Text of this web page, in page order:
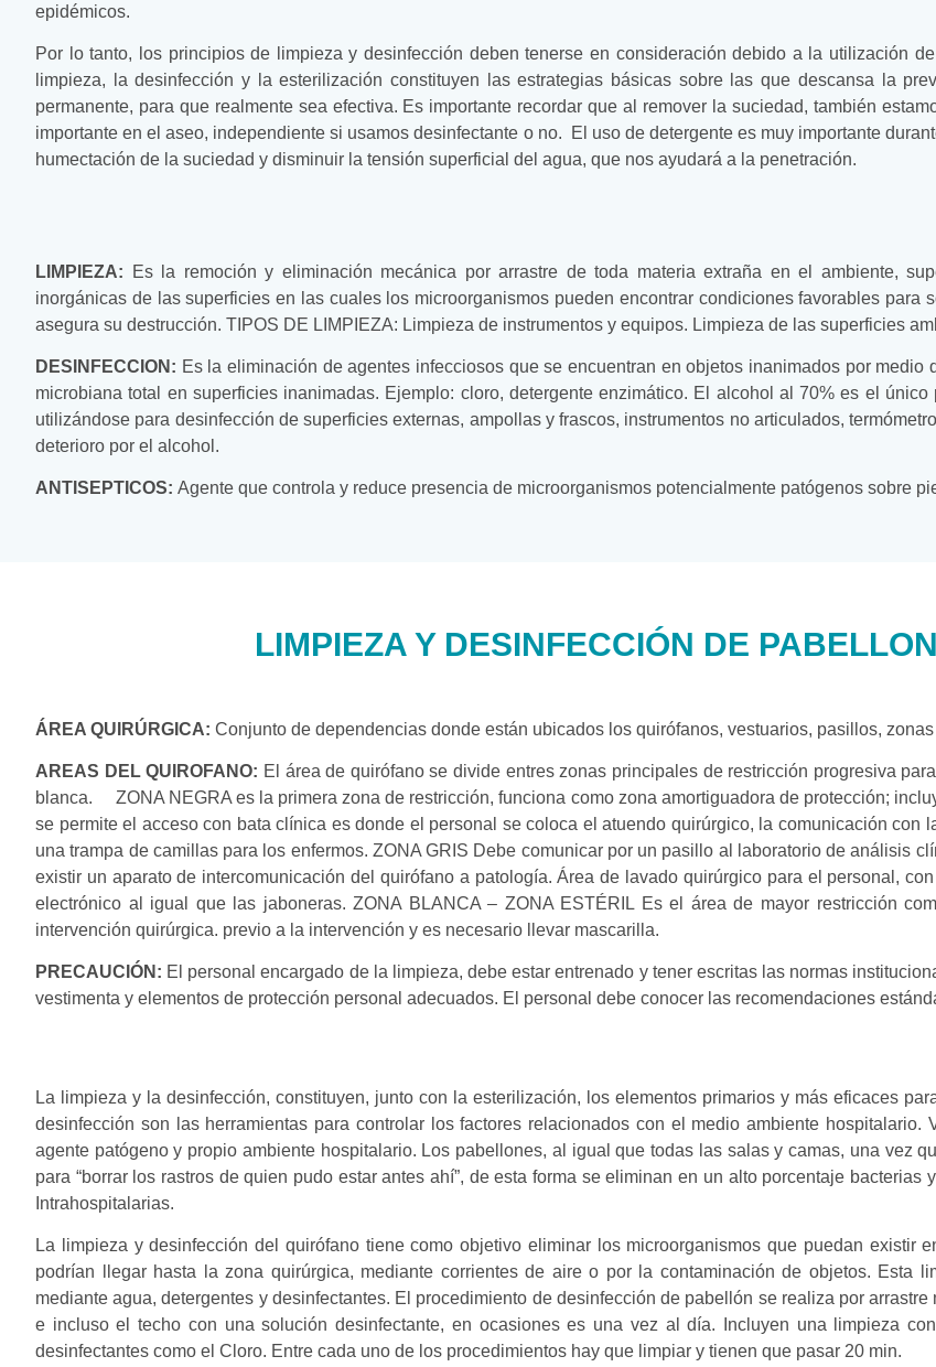
epidémicos.
Por lo tanto, los principios de limpieza y desinfección deben tenerse en consideración debido a la utilización
limpieza, la desinfección y la esterilización constituyen las estrategias básicas sobre las que descansa la
permanente, para que realmente sea efectiva. Es importante recordar que al remover la suciedad, también
importante en el aseo, independiente si usamos desinfectante o no. El uso de detergente es muy importante
humectación de la suciedad y disminuir la tensión superficial del agua, que nos ayudará a la penetración.
LIMPIEZA: Es la remoción y eliminación mecánica por arrastre de toda materia extraña en el ambiente,
inorgánicas de las superficies en las cuales los microorganismos pueden encontrar condiciones favorables para
asegura su destrucción. TIPOS DE LIMPIEZA: Limpieza de instrumentos y equipos. Limpieza de las superficies
DESINFECCION: Es la eliminación de agentes infecciosos que se encuentran en objetos inanimados por
microbiana total en superficies inanimadas. Ejemplo: cloro, detergente enzimático. El alcohol al 70% es el
utilizándose para desinfección de superficies externas, ampollas y frascos, instrumentos no articulados,
deterioro por el alcohol.
ANTISEPTICOS: Agente que controla y reduce presencia de microorganismos potencialmente patógenos sobre
LIMPIEZA Y DESINFECCIÓN DE
ÁREA QUIRÚRGICA: Conjunto de dependencias donde están ubicados los quirófanos, vestuarios, pasillos,
AREAS DEL QUIROFANO: El área de quirófano se divide entres zonas principales de restricción progresiva
blanca. ZONA NEGRA es la primera zona de restricción, funciona como zona amortiguadora de protección;
se permite el acceso con bata clínica es donde el personal se coloca el atuendo quirúrgico, la comunicación con
una trampa de camillas para los enfermos. ZONA GRIS Debe comunicar por un pasillo al laboratorio de análisis
existir un aparato de intercomunicación del quirófano a patología. Área de lavado quirúrgico para el personal,
electrónico al igual que las jaboneras. ZONA BLANCA – ZONA ESTÉRIL Es el área de mayor restricción
intervención quirúrgica. previo a la intervención y es necesario llevar mascarilla.
PRECAUCIÓN: El personal encargado de la limpieza, debe estar entrenado y tener escritas las normas
vestimenta y elementos de protección personal adecuados. El personal debe conocer las recomendaciones
La limpieza y la desinfección, constituyen, junto con la esterilización, los elementos primarios y más eficaces
desinfección son las herramientas para controlar los factores relacionados con el medio ambiente
agente patógeno y propio ambiente hospitalario. Los pabellones, al igual que todas las salas y camas, una vez
para “borrar los rastros de quien pudo estar antes ahí”, de esta forma se eliminan en un alto porcentaje
Intrahospitalarias.
La limpieza y desinfección del quirófano tiene como objetivo eliminar los microorganismos que puedan existir
podrían llegar hasta la zona quirúrgica, mediante corrientes de aire o por la contaminación de objetos. Esta
mediante agua, detergentes y desinfectantes. El procedimiento de desinfección de pabellón se realiza por
e incluso el techo con una solución desinfectante, en ocasiones es una vez al día. Incluyen una limpieza
desinfectantes como el Cloro. Entre cada uno de los procedimientos hay que limpiar y tienen que pasar 20 min.